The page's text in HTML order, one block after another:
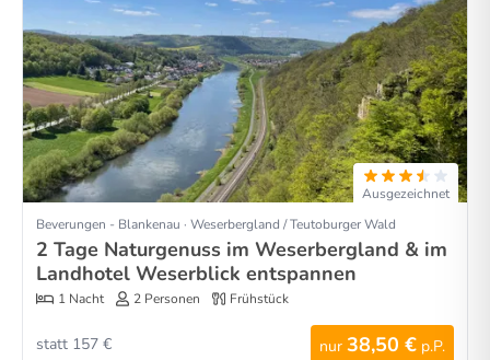
Ausgezeichnet
Beverungen - Blankenau · Weserbergland / Teutoburger Wald
2 Tage Naturgenuss im Weserbergland & im
Landhotel Weserblick entspannen
1 Nacht 2 Personen Frühstück
nur 38,50 € p.P.
statt 157 €